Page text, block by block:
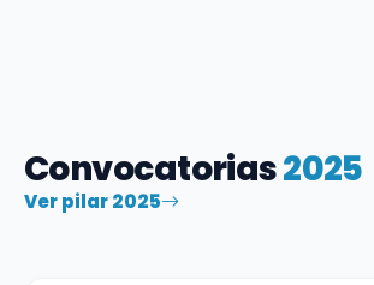
Convocatorias2025
Ver pilar 2025